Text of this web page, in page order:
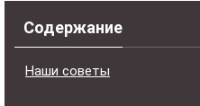
Содержание
Наши советы